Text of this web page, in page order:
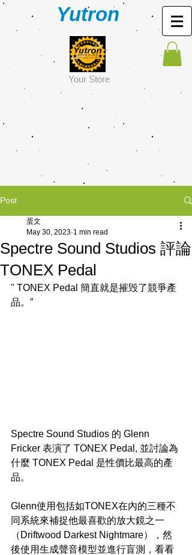
Yutron
Your Store
Post
Spectre Sound Studios 評論
TONEX Pedal
蛋文
May 30, 2023 1 min read
" TONEX Pedal 簡直就是摧毁了競爭產
品。”
Spectre Sound Studios 的 Glenn
Fricker 表演了 TONEX Pedal, 並討論為
什麼 TONEX Pedal 是性價比最高的產
品。
Glenn使用包括如TONEX在內的三種不
同系統來補捉他最喜歡的放大鏡之一
（Driftwood Darkest Nightmare），然
後使用生成聲音模型並進行盲測，看看